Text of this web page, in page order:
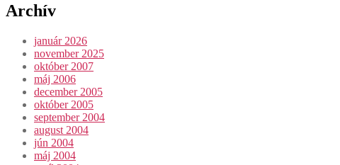
Archív
január 2026
november 2025
október 2007
máj 2006
december 2005
október 2005
september 2004
august 2004
jún 2004
máj 2004